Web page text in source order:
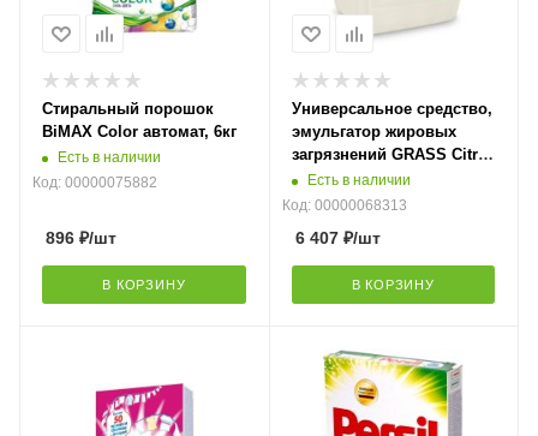
Стиральный порошок
BiMAX Color автомат, 6кг
Есть в наличии
Код: 00000075882
896 ₽/шт
В КОРЗИНУ
Универсальное средство,
эмульгатор жировых
загрязнений GRASS Citro
Clean (канистра 20л)
125785
Есть в наличии
Код: 00000068313
6 407₽/шт
В КОРЗИНУ